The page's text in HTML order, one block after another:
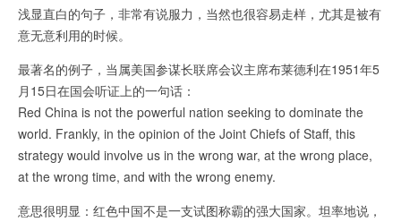
浅显直白的句子，非常有说服力，当然也很容易走样，尤其是被有
意无意利用的时候。
最著名的例子，当属美国参谋长联席会议主席布莱德利在1951年5
月15日在国会听证上的一句话：
Red China is not the powerful nation seeking to dominate the
world. Frankly, in the opinion of the Joint Chiefs of Staff, this
strategy would involve us in the wrong war, at the wrong place,
at the wrong time, and with the wrong enemy.
意思很明显：红色中国不是一支试图称霸的强大国家。坦率地说，